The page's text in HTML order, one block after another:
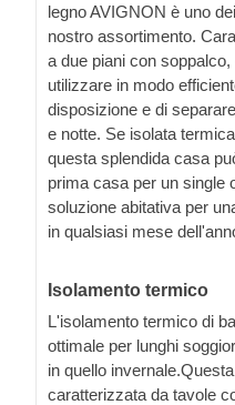
legno AVIGNON è uno
nostro assortimento.
a due piani con
utilizzare in modo
disposizione e di
e notte. Se isolata
questa splendida casa
prima casa per un single
soluzione abitativa per
in qualsiasi mese
Isolamento termico
L'isolamento termico di
ottimale per lunghi
in quello
caratterizzata da tavole